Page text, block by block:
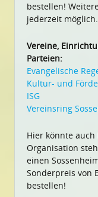
bestellen!
jederzeit möglich.
Vereine,
Parteien:
Evangelische
Kultur- und
ISG
Vereinsring
Hier könnte
Organisation
einen
Sonderpreis von
bestellen!